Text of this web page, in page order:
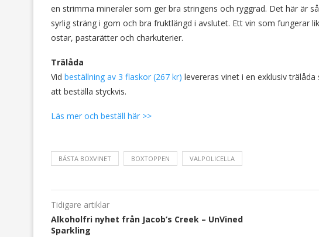
en strimma mineraler som ger bra stringens och ryggrad. Det här är
syrlig sträng i gom och bra fruktlängd i avslutet. Ett vin som fungerar
ostar, pastarätter och charkuterier.
Trälåda
Vid beställning av 3 flaskor (267 kr) levereras vinet i en exklusiv
att beställa styckvis.
Läs mer och beställ här >>
BÄSTA BOXVINET BOXTOPPEN VALPOLICELLA
Tidigare artiklar
Alkoholfri nyhet från Jacob’s Creek – UnVined
Sparkling